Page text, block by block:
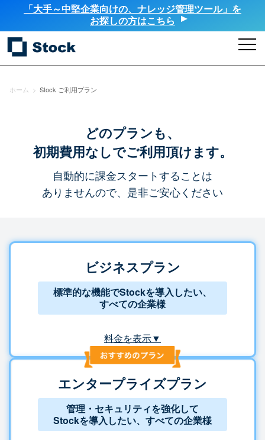
「大手～中堅企業向けの、ナレッジ管理ツール」を
お探しの方はこちら
ホーム > Stock ご利用プラン
どのプランも、
初期費用なしでご利用頂けます。
自動的に課金スタートすることは
ありませんので、是非ご安心ください
ビジネスプラン
標準的な機能でStockを導入したい、
すべての企業様
料金を表示▼
エンタープライズプラン
管理・セキュリティを強化して
Stockを導入したい、すべての企業様